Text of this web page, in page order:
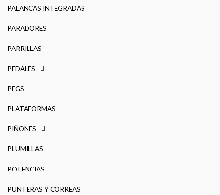
PALANCAS INTEGRADAS
PARADORES
PARRILLAS
PEDALES
PEGS
PLATAFORMAS
PIÑONES
PLUMILLAS
POTENCIAS
PUNTERAS Y CORREAS